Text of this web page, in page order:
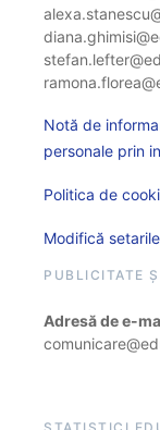
Notă de
personale prin
Politica de
Modifică
PUBLICITATE
Adresă de e-